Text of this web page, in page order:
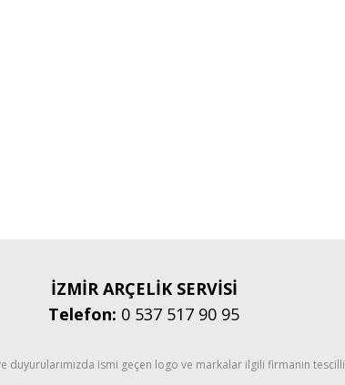
İZMİR ARÇELİK SERVİSİ
Telefon: 0 537 517 90 95
duyurularımızda ismi geçen logo ve markalar ilgili firmanın tescilli